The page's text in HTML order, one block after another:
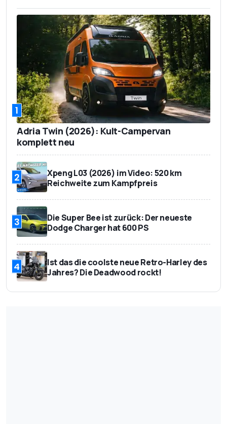
113.050 Euro
1
Adria Twin (2026): Kult-Campervan
komplett neu
2
Xpeng L03 (2026) im Video: 520 km
Reichweite zum Kampfpreis
3
Die Super Bee ist zurück: Der neueste
Dodge Charger hat 600 PS
4
Ist das die coolste neue Retro-Harley des
Jahres? Die Deadwood rockt!